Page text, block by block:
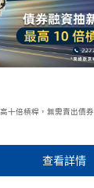
十倍槓桿，無需賣出債
查看詳情